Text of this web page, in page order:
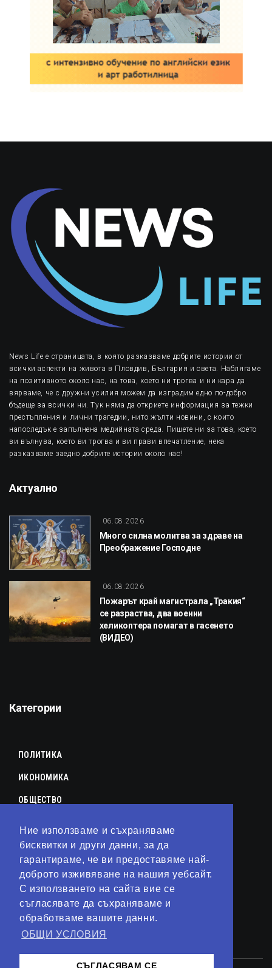
Ние използваме и съхраняваме
бисквитки и други данни, за да
гарантираме, че ви предоставяме най-
доброто изживяване на нашия уебсайт.
С използването на сайта вие се
съгласявате да съхраняваме и
обработваме вашите данни.
ОБЩИ УСЛОВИЯ
СЪГЛАСЯВАМ СЕ
News Life е страницата, в която разказваме добрите истории от
всички аспекти на живота в Пловдив, България и света. Наблягаме
на позитивното около нас, на това, което ни трогва и ни кара да
вярваме, че с дружни усилия можем да изградим едно по-добро
бъдеще за всички ни. Тук няма да откриете информация за тежки
престъпления и лични трагедии, нито жълти новини, с които
напоследък е запълнена медийната среда. Пишете ни за това, което
ви вълнува, което ви трогва и ви прави впечатление, нека
разказваме заедно добрите истории около нас!
Актуално
06.08.2026
Много силна молитва за здраве на
Преображение Господне
06.08.2026
Пожарът край магистрала „Тракия“
се разраства, два военни
хеликоптера помагат в гасенето
(ВИДЕО)
Категории
ПОЛИТИКА
ИКОНОМИКА
ОБЩЕСТВО
КУЛТУРА
ЛАЙФСТАЙЛ
ТЕХНОЛОГИИ
АНАЛИЗИ
СВЯТ